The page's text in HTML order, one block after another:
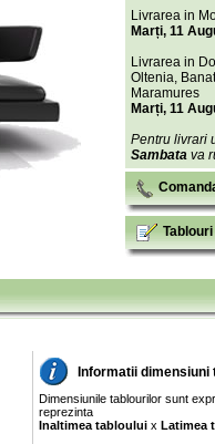
Livrarea in
Marți, 11
Livrarea in
Oltenia,
Maramures
Marți, 11
Pentru livrari
Sambata va
Informatii dimensiuni
Dimensiunile tablourilor sunt
reprezinta
Inaltimea tabloului x Latimea